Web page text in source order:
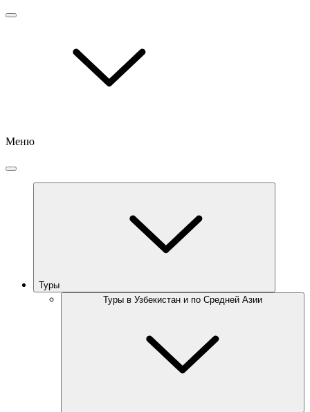
Меню
Туры
Туры в Узбекистан и по Средней Азии